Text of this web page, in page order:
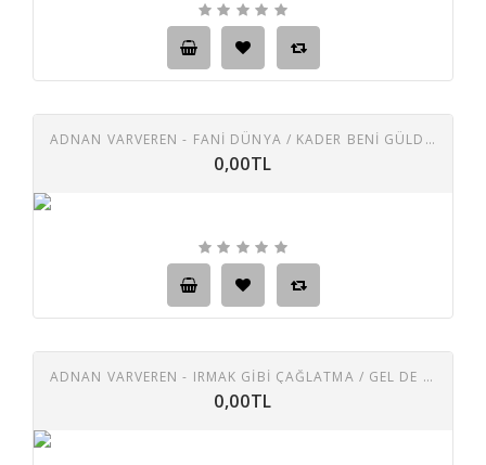
ADNAN VARVEREN - FANI DÜNYA / KADER BENI GÜLDÜRMÜYOR
0,00TL
ADNAN VARVEREN - IRMAK GIBI ÇAĞLATMA / GEL DE BENI BEKLETME
0,00TL